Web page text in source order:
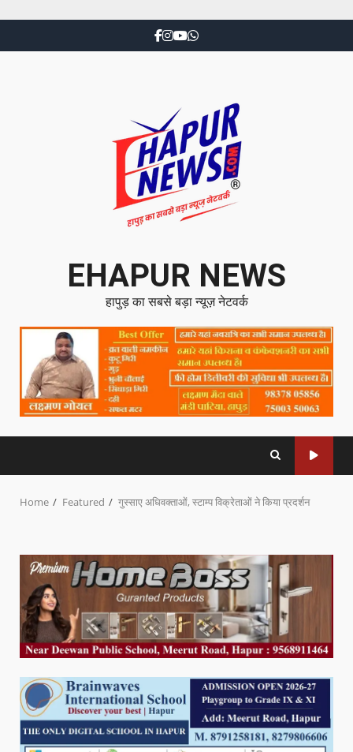
EHAPUR NEWS
हापुड़ का सबसे बड़ा न्यूज़ नेटवर्क
Home Featured गुस्साए अधिवक्ताओं, स्टाम्प विक्रेताओं ने किया प्रदर्शन